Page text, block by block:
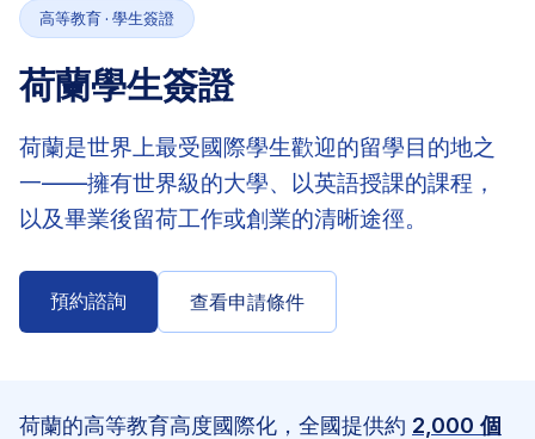
高等教育 · 學生簽證
荷蘭學生簽證
荷蘭是世界上最受國際學生歡迎的留學目的地之
一——擁有世界級的大學、以英語授課的課程，
以及畢業後留荷工作或創業的清晰途徑。
預約諮詢 查看申請條件
荷蘭的高等教育高度國際化，全國提供約 2,000 個